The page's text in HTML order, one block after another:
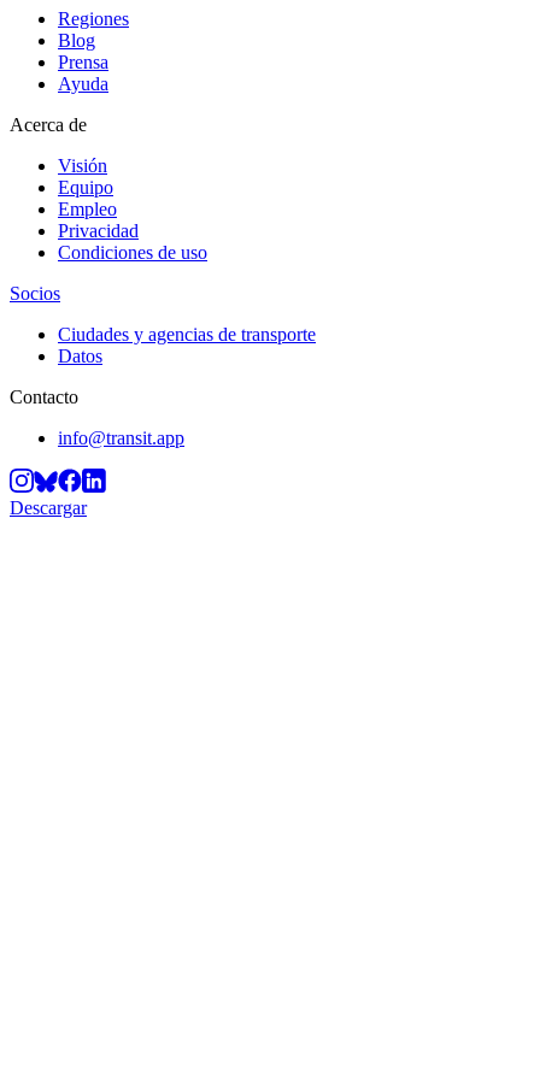
Regiones
Blog
Prensa
Ayuda
Acerca de
Visión
Equipo
Empleo
Privacidad
Condiciones de uso
Socios
Ciudades y agencias de transporte
Datos
Contacto
info@transit.app
Descargar